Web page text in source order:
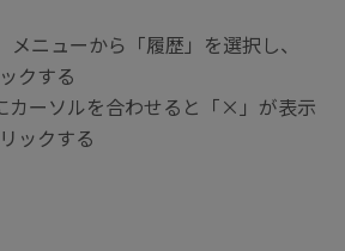
ニューから「履歴」を選択し、
クする
ーソルを合わせると「×」が表示
ックする